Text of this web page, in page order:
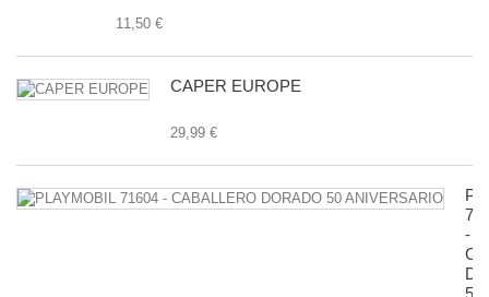
11,50 €
CAPER EUROPE
29,99 €
-
50